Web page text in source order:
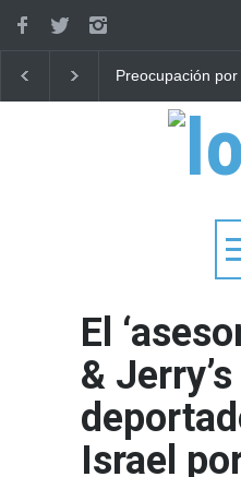
Preocupación por
a Israel
después de que un
pasajero se
El
&
Israel